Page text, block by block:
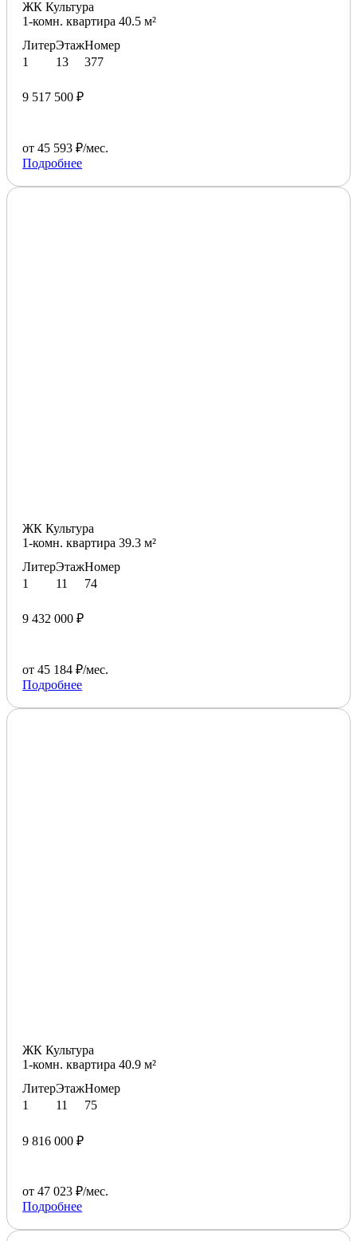
ЖК Культура
1-комн. квартира 40.5 м²
Литер
1
Этаж
13
Номер
377
9 517 500 ₽
от 45 593 ₽/мес.
Подробнее
ЖК Культура
1-комн. квартира 39.3 м²
Литер
1
Этаж
11
Номер
74
9 432 000 ₽
от 45 184 ₽/мес.
Подробнее
ЖК Культура
1-комн. квартира 40.9 м²
Литер
1
Этаж
11
Номер
75
9 816 000 ₽
от 47 023 ₽/мес.
Подробнее